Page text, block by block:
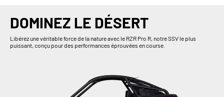
DOMINEZ LE DÉSERT
Libérez une véritable force de la nature avec le RZR Pro R, notre SSV le plus
puissant, conçu pour des performances éprouvées en course.